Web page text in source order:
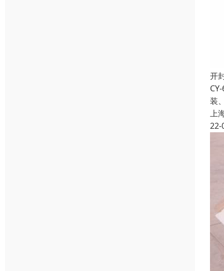
开
装
上
22-